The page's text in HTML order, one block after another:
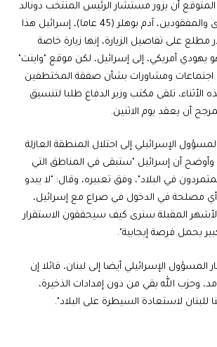
أن يزور مستشار الرئيس المنتخب دونالد
ترامب لشؤون الأسرى والمفقودين، آدم بوهلر (45 عاما)، إسرائيل هذا
على تفاصيل الزيارة، إنها زيارة خاصة
يهودي أمريكي، إلى إسرائيل، لكن موقع "واينت"
اجتماعات ومشاورات بشأن صفقة المختطفين
تلقى مكتب وزير الدفاع طلبا لتنسيق
أن يعقد يوم الاثنين.
الإسرائيلي إلى احتلال المنطقة العازلة
وأوضح أن إسرائيل "ستبقى في المناطق التي
في البلاد"، وفق تعبيره، وقال: "لا يبدو
أي مصلحة في الدخول في صراع مع إسرائيل،
المقبلة سنرى كيف سيحققون الاستقرار
يحمل فرصة إيجابية".
المسؤول الإسرائيلي أيضا إلى لبنان، قائلا إن
وحزب الله بقي من دون إمدادات الذخيرة،
لاستعادة السيطرة على البلاد".